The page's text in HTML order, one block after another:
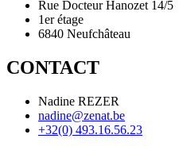
Rue Docteur Hanozet 14/5
1er étage
6840 Neufchâteau
CONTACT
Nadine REZER
nadine@zenat.be
+32(0) 493.16.56.23